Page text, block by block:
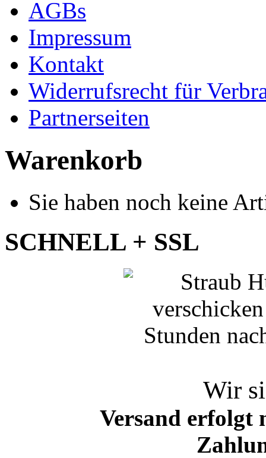
AGBs
Impressum
Kontakt
Widerrufsrecht für
Partnerseiten
Warenkorb
Sie haben noch keine
SCHNELL + SSL
Wir
Versand erfolgt